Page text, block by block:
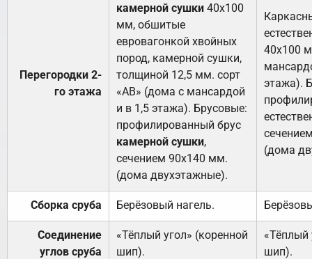
Перегородки 2-
го этажа
камерной сушки 40х100
мм, обшитые
евровагонкой хвойных
пород, камерной сушки,
толщиной 12,5 мм. сорт
«АВ» (дома с мансардой
и в 1,5 этажа). Брусовые:
профилированный брус
камерной сушки,
сечением 90х140 мм.
(дома двухэтажные).
40х100
этажа).
(дома
Сборка сруба Берёзовый нагель.
Соединение
углов сруба
«Тёплый угол» (коренной
шип).
«Тёплый
шип).